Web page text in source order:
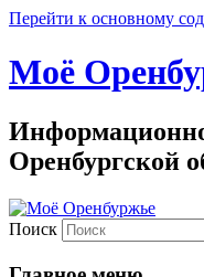
Перейти к основному
Моё
Оренбургской
Поиск